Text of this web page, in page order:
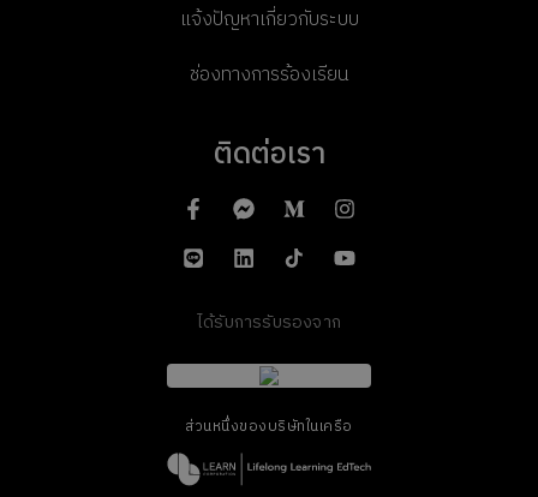
แจ้งปัญหาเกี่ยวกับระบบ
ช่องทางการร้องเรียน
ติดต่อเรา
ได้รับการรับรองจาก
ส่วนหนึ่งของบริษัทในเครือ